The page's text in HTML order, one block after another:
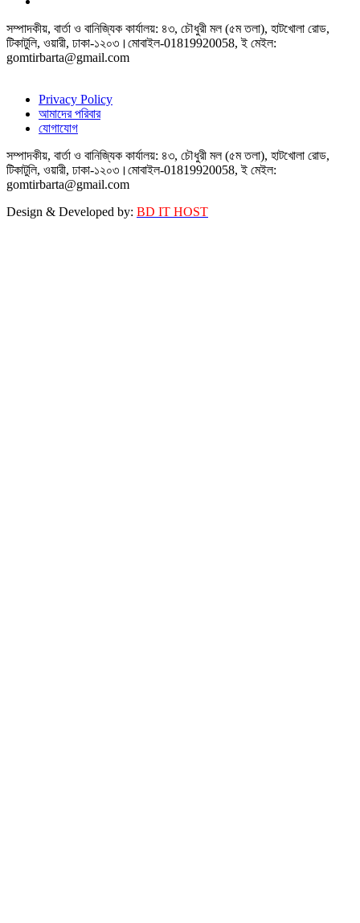
সম্পাদকীয়, বার্তা ও বানিজ্যিক কার্যালয়: ৪৩, চৌধুরী মল (৫ম তলা), হাটখোলা রোড,
টিকাটুলি, ওয়ারী, ঢাকা-১২০৩।মোবাইল-01819920058, ই মেইল:
gomtirbarta@gmail.com
Privacy Policy
আমাদের পরিবার
যোগাযোগ
সম্পাদকীয়, বার্তা ও বানিজ্যিক কার্যালয়: ৪৩, চৌধুরী মল (৫ম তলা), হাটখোলা রোড,
টিকাটুলি, ওয়ারী, ঢাকা-১২০৩।মোবাইল-01819920058, ই মেইল:
gomtirbarta@gmail.com
Design & Developed by: BD IT HOST